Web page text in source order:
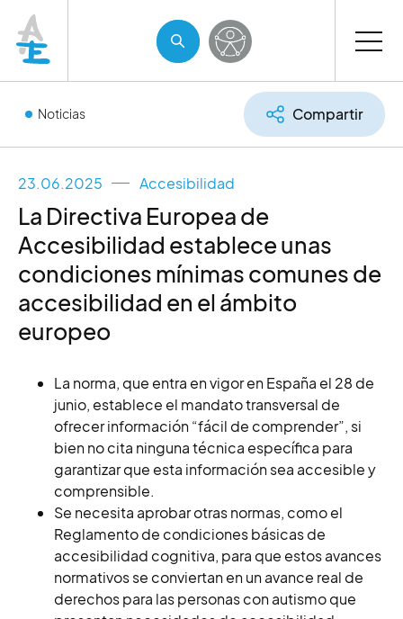
Noticias Compartir
23.06.2025 Accesibilidad
La Directiva Europea de
Accesibilidad establece unas
condiciones mínimas comunes de
accesibilidad en el ámbito
europeo
La norma, que entra en vigor en España el 28 de
junio, establece el mandato transversal de
ofrecer información “fácil de comprender”, si
bien no cita ninguna técnica específica para
garantizar que esta información sea accesible y
comprensible.
Se necesita aprobar otras normas, como el
Reglamento de condiciones básicas de
accesibilidad cognitiva, para que estos avances
normativos se conviertan en un avance real de
derechos para las personas con autismo que